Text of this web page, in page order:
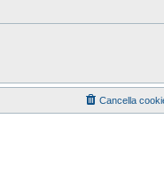
Cancella